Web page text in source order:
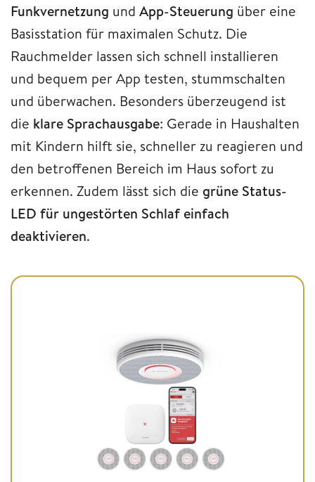
Funkvernetzung und App-Steuerung über eine
Basisstation für maximalen Schutz. Die
Rauchmelder lassen sich schnell installieren
und bequem per App testen, stummschalten
und überwachen. Besonders überzeugend ist
die klare Sprachausgabe: Gerade in Haushalten
mit Kindern hilft sie, schneller zu reagieren und
den betroffenen Bereich im Haus sofort zu
erkennen. Zudem lässt sich die grüne Status-
LED für ungestörten Schlaf einfach
deaktivieren.